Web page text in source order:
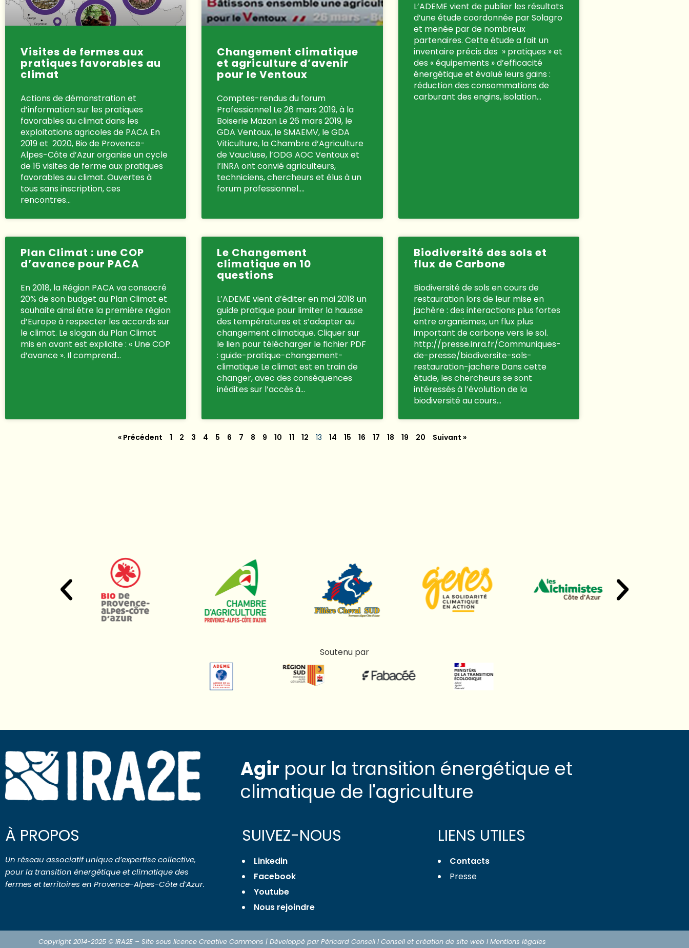
Visites de fermes aux
pratiques favorables au
climat
Actions de démonstration et
d’information sur les pratiques
favorables au climat dans les
exploitations agricoles de PACA En
2019 et 2020, Bio de Provence-
Alpes-Côte d’Azur organise un cycle
de 16 visites de ferme aux pratiques
favorables au climat. Ouvertes à
tous sans inscription, ces
rencontres…
Changement climatique
et agriculture d’avenir
pour le Ventoux
Comptes-rendus du forum
Professionnel Le 26 mars 2019, à la
Boiserie Mazan Le 26 mars 2019, le
GDA Ventoux, le SMAEMV, le GDA
Viticulture, la Chambre d‘Agriculture
de Vaucluse, l’ODG AOC Ventoux et
l’INRA ont convié agriculteurs,
techniciens, chercheurs et élus à un
forum professionnel….
L’ADEME vient de publier les résultats
d’une étude coordonnée par Solagro
et menée par de nombreux
partenaires. Cette étude a fait un
inventaire précis des » pratiques » et
des « équipements » d’efficacité
énergétique et évalué leurs gains :
réduction des consommations de
carburant des engins, isolation…
Plan Climat : une COP
d’avance pour PACA
En 2018, la Région PACA va consacré
20% de son budget au Plan Climat et
souhaite ainsi être la première région
d’Europe à respecter les accords sur
le climat. Le slogan du Plan Climat
mis en avant est explicite : « Une COP
d’avance ». Il comprend…
Le Changement
climatique en 10
questions
L’ADEME vient d’éditer en mai 2018 un
guide pratique pour limiter la hausse
des températures et s’adapter au
changement climatique. Cliquer sur
le lien pour télécharger le fichier PDF
: guide-pratique-changement-
climatique Le climat est en train de
changer, avec des conséquences
inédites sur l’accès à…
Biodiversité des sols et
flux de Carbone
Biodiversité de sols en cours de
restauration lors de leur mise en
jachère : des interactions plus fortes
entre organismes, un flux plus
important de carbone vers le sol.
http://presse.inra.fr/Communiques-
de-presse/biodiversite-sols-
restauration-jachere Dans cette
étude, les chercheurs se sont
intéressés à l’évolution de la
biodiversité au cours…
« Précédent 1 2 3 4 5 6 7 8 9 10 11 12 13 14 15 16 17 18 19 20 Suivant »
Soutenu par
Agir pour la transition énergétique et
climatique de l'agriculture
À PROPOS
Un réseau associatif unique d’expertise collective,
pour la transition énergétique et climatique des
fermes et territoires en Provence-Alpes-Côte d’Azur.
SUIVEZ-NOUS
Linkedin
Facebook
Youtube
Nous rejoindre
LIENS UTILES
Contacts
Presse
Copyright 2014-2025 © IRA2E – Site sous licence Creative Commons | Développé par Péricard Conseil I Conseil et création de site web I Mentions légales